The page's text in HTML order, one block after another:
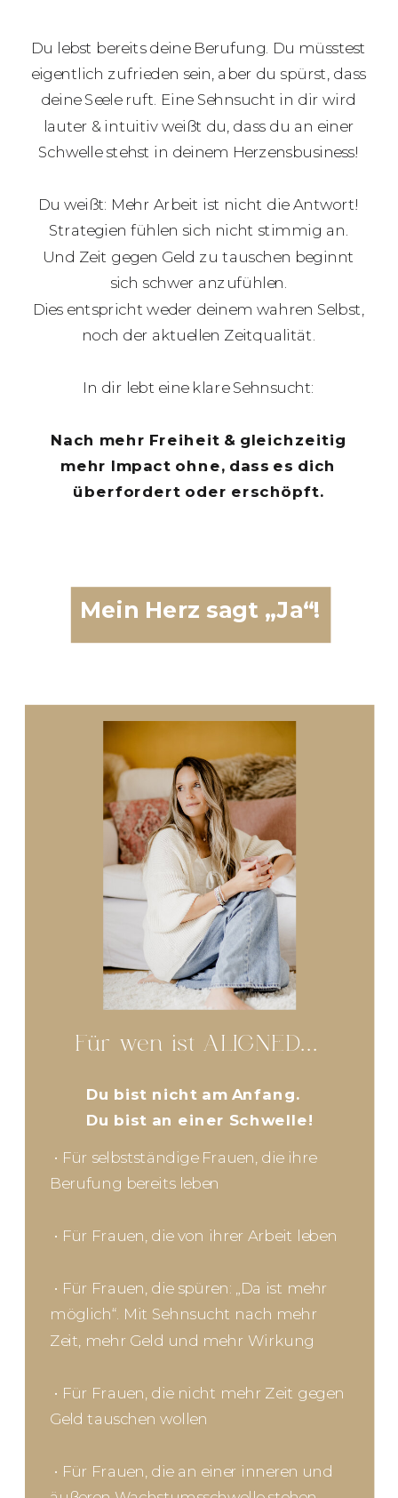
Du lebst bereits deine Berufung. Du müsstest
eigentlich zufrieden sein, aber du spürst, dass
deine Seele ruft. Eine Sehnsucht in dir wird
lauter & intuitiv weißt du, dass du an einer
Schwelle stehst in deinem Herzensbusiness!
Du weißt: Mehr Arbeit ist nicht die Antwort!
Strategien fühlen sich nicht stimmig an.
Und Zeit gegen Geld zu tauschen beginnt
sich schwer anzufühlen.
Dies entspricht weder deinem wahren Selbst,
noch der aktuellen Zeitqualität.
In dir lebt eine klare Sehnsucht:
Nach mehr Freiheit & gleichzeitig
mehr Impact ohne, dass es dich
überfordert oder erschöpft.
Mein Herz sagt „Ja“!
• Für selbstständige Frauen, die ihre
Berufung bereits leben
• Für Frauen, die von ihrer Arbeit leben
• Für Frauen, die spüren: „Da ist mehr
möglich“. Mit Sehnsucht nach mehr
Zeit, mehr Geld und mehr Wirkung
• Für Frauen, die nicht mehr Zeit gegen
Geld tauschen wollen
• Für Frauen, die an einer inneren und
Für wen ist ALIGNED...
Du bist nicht am Anfang.
Du bist an einer Schwelle!